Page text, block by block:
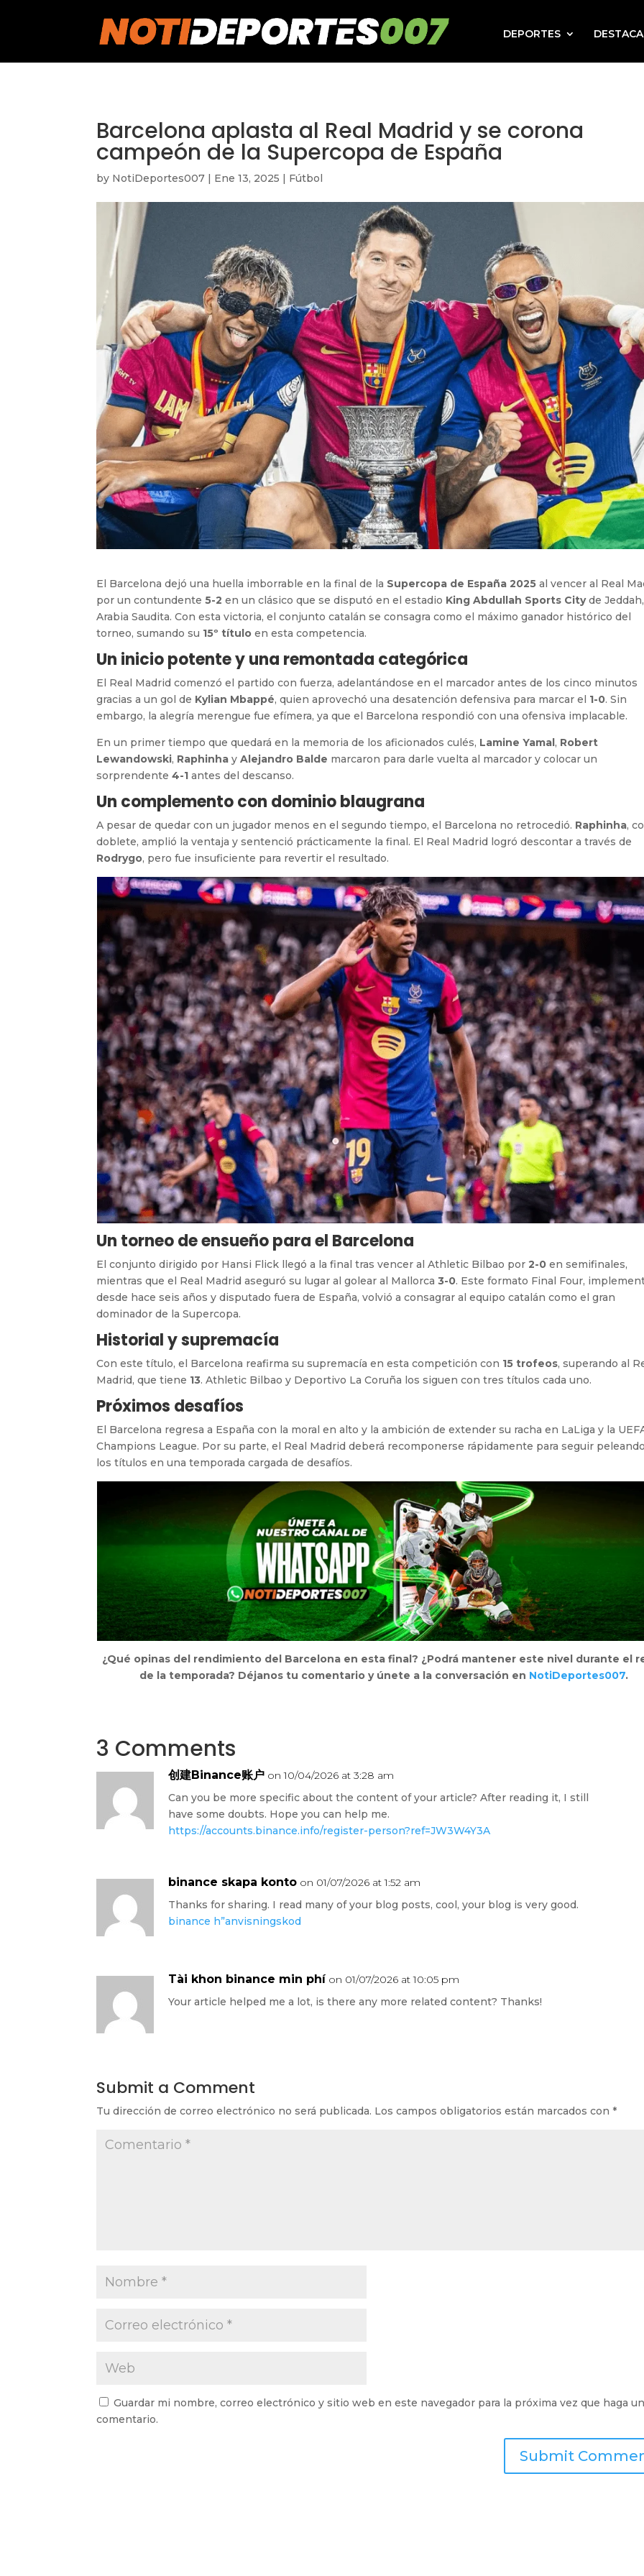
DEPORTES
Barcelona aplasta al Real Madrid y se corona
campeón de la Supercopa de España
by NotiDeportes007 | Ene 13, 2025 | Fútbol
El Barcelona dejó una huella imborrable en la final de la Supercopa de España 2025 al vencer al Real
por un contundente5-2 en un clásico que se disputó en el estadio King Abdullah Sports Cityde Jeddah,
Arabia Saudita. Con esta victoria, el conjunto catalán se consagra como el máximo ganador histórico del
torneo, sumando su 15º título en esta competencia.
Un inicio potente y una remontada categórica
El Real Madrid comenzó el partido con fuerza, adelantándose en el marcador antes de los cinco minutos
gracias a un gol de Kylian Mbappé, quien aprovechó una desatención defensiva para marcar el 1-0. Sin
embargo, la alegría merengue fue efímera, ya que el Barcelona respondió con una ofensiva implacable.
En un primer tiempo que quedará en la memoria de los aficionados culés, Lamine Yamal, Robert
Lewandowski, Raphinha yAlejandro Balde marcaron para darle vuelta al marcador y colocar un
sorprendente4-1 antes del descanso.
Un complemento con dominio blaugrana
A pesar de quedar con un jugador menos en el segundo tiempo, el Barcelona no retrocedió. Raphinha,
doblete, amplió la ventaja y sentenció prácticamente la final. El Real Madrid logró descontar a través de
Rodrygo, pero fue insuficiente para revertir el resultado.
Un torneo de ensueño para el Barcelona
El conjunto dirigido por Hansi Flick llegó a la final tras vencer al Athletic Bilbao por2-0 en semifinales,
mientras que el Real Madrid aseguró su lugar al golear al Mallorca3-0. Este formato Final Four,
desde hace seis años y disputado fuera de España, volvió a consagrar al equipo catalán como el gran
dominador de la Supercopa.
Historial y supremacía
Con este título, el Barcelona reafirma su supremacía en esta competición con 15 trofeos, superando al
Madrid, que tiene 13. Athletic Bilbao y Deportivo La Coruña los siguen con tres títulos cada uno.
Próximos desafíos
El Barcelona regresa a España con la moral en alto y la ambición de extender su racha en LaLiga y la
Champions League. Por su parte, el Real Madrid deberá recomponerse rápidamente para seguir
los títulos en una temporada cargada de desafíos.
¿Qué opinas del rendimiento del Barcelona en esta final? ¿Podrá mantener este nivel durante el
de la temporada? Déjanos tu comentario y únete a la conversación en NotiDeportes007.
3 Comments
创建Binance账户 on 10/04/2026 at 3:28 am
Can you be more specific about the content of your article? After reading it, I still
have some doubts. Hope you can help me.
https://accounts.binance.info/register-person?ref=JW3W4Y3A
binance skapa konto on 01/07/2026 at 1:52 am
Thanks for sharing. I read many of your blog posts, cool, your blog is very good.
binance h”anvisningskod
Tài khon binance min phí on 01/07/2026 at 10:05 pm
Your article helped me a lot, is there any more related content? Thanks!
Submit a Comment
Tu dirección de correo electrónico no será publicada. Los campos obligatorios están marcados con*
Guardar mi nombre, correo electrónico y sitio web en este navegador para la próxima vez que haga
comentario.